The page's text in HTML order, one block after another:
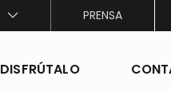
PRENSA
DISFRÚTALO